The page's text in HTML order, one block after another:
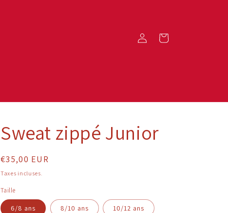
Connexion Panier
Sweat zippé Junior
Prix
habituel
€35,00 EUR
Taxes incluses.
Taille
6/8 ans 8/10 ans 10/12 ans